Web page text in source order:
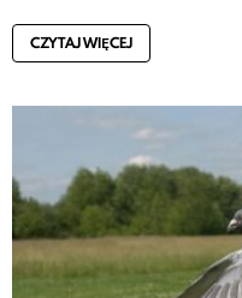
CZYTAJ WIĘCEJ